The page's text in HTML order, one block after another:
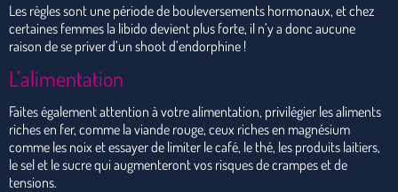
Les règles sont une période de bouleversements hormonaux, et chez
certaines femmes la libido devient plus forte, il n’y a donc aucune
raison de se priver d’un shoot d’endorphine !
L’alimentation
Faites également attention à votre alimentation, privilégier les aliments
riches en fer, comme la viande rouge, ceux riches en magnésium
comme les noix et essayer de limiter le café, le thé, les produits laitiers,
le sel et le sucre qui augmenteront vos risques de crampes et de
tensions.